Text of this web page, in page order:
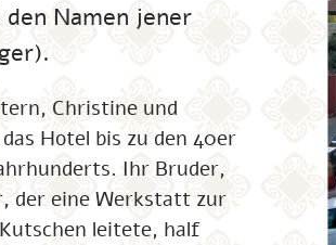
Namen jener
Christine und
Hotel bis zu den 40er
Ihr Bruder,
der eine Werkstatt zur
leitete, half